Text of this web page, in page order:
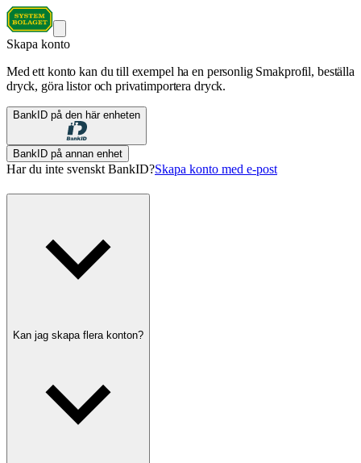
Skapa konto
Med ett konto kan du till exempel ha en personlig Smakprofil, beställa
dryck, göra listor och privatimportera dryck.
BankID på den här enheten
BankID på annan enhet
Har du inte svenskt BankID?Skapa konto med e-post
Kan jag skapa flera konton?